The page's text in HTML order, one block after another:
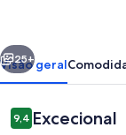
Seguinte
25+
Visão geral
Avaliações
9,49,4 em 10
Excecional